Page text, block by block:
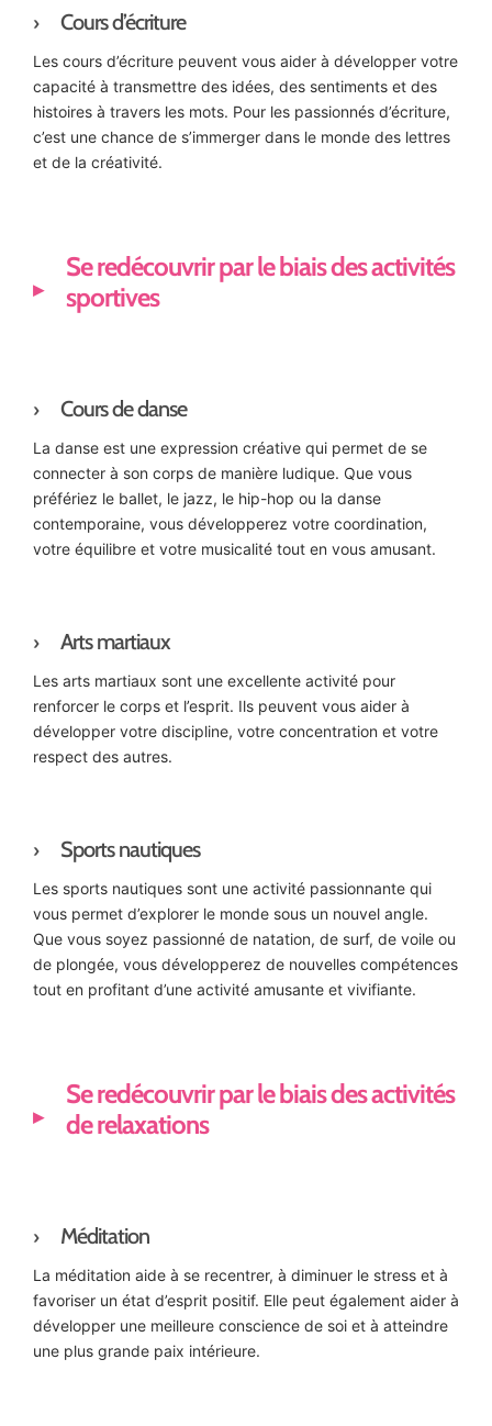
Cours d’écriture
Les cours d’écriture peuvent vous aider à développer votre
capacité à transmettre des idées, des sentiments et des
histoires à travers les mots. Pour les passionnés d’écriture,
c’est une chance de s’immerger dans le monde des lettres
et de la créativité.
Se redécouvrir par le biais des activités
sportives
Cours de danse
La danse est une expression créative qui permet de se
connecter à son corps de manière ludique. Que vous
préfériez le ballet, le jazz, le hip-hop ou la danse
contemporaine, vous développerez votre coordination,
votre équilibre et votre musicalité tout en vous amusant.
Arts martiaux
Les arts martiaux sont une excellente activité pour
renforcer le corps et l’esprit. Ils peuvent vous aider à
développer votre discipline, votre concentration et votre
respect des autres.
Sports nautiques
Les sports nautiques sont une activité passionnante qui
vous permet d’explorer le monde sous un nouvel angle.
Que vous soyez passionné de natation, de surf, de voile ou
de plongée, vous développerez de nouvelles compétences
tout en profitant d’une activité amusante et vivifiante.
Se redécouvrir par le biais des activités
de relaxations
Méditation
La méditation aide à se recentrer, à diminuer le stress et à
favoriser un état d’esprit positif. Elle peut également aider à
développer une meilleure conscience de soi et à atteindre
une plus grande paix intérieure.